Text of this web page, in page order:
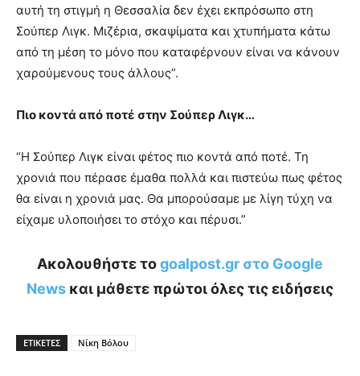
αυτή τη στιγμή η Θεσσαλία δεν έχει εκπρόσωπο στη
Σούπερ Λιγκ. Μιζέρια, σκαψίματα και χτυπήματα κάτω
από τη μέση το μόνο που καταφέρνουν είναι να κάνουν
χαρούμενους τους άλλους”.
Πιο κοντά από ποτέ στην Σούπερ Λιγκ…
“Η Σούπερ Λιγκ είναι φέτος πιο κοντά από ποτέ. Τη
χρονιά που πέρασε έμαθα πολλά και πιστεύω πως φέτος
θα είναι η χρονιά μας. Θα μπορούσαμε με λίγη τύχη να
είχαμε υλοποιήσει το στόχο και πέρυσι.”
Ακολουθήστε τοgoalpost.gr στο Google
News και μάθετε πρώτοι όλες τις ειδήσεις
ΕΤΙΚΕΤΕΣ Νίκη Βόλου